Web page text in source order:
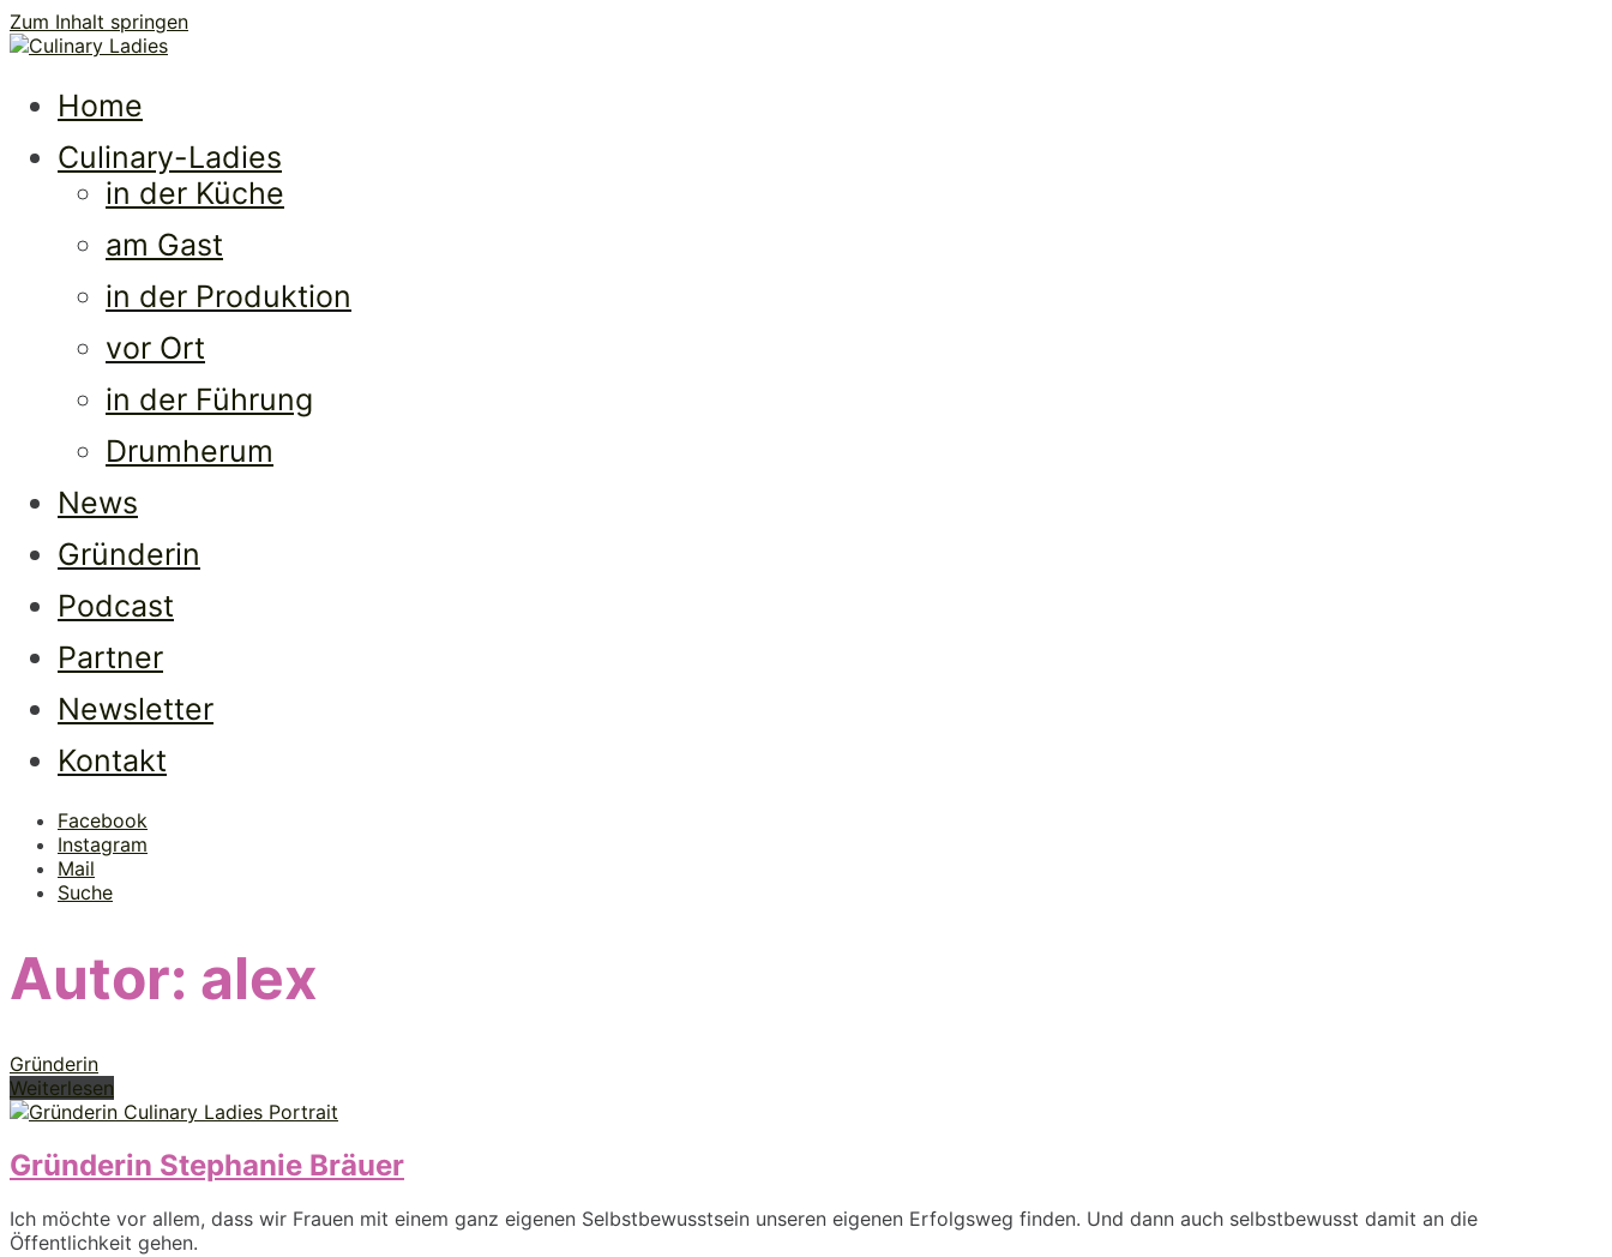
Zum Inhalt springen
Culinary
Ladies
Home
Culinary-Ladies
in der Küche
am Gast
in der Produktion
vor Ort
in der Führung
Drumherum
News
Gründerin
Podcast
Partner
Newsletter
Kontakt
Facebook
Instagram
Mail
Suche
Autor: alex
Gründerin
Weiterlesen
Gründerin Stephanie Bräuer
Ich möchte vor allem, dass wir Frauen mit einem ganz eigenen Selbstbewusstsein unseren eigenen Erfolgsweg finden. Und dann auch selbstbewusst damit an die
Öffentlichkeit gehen.